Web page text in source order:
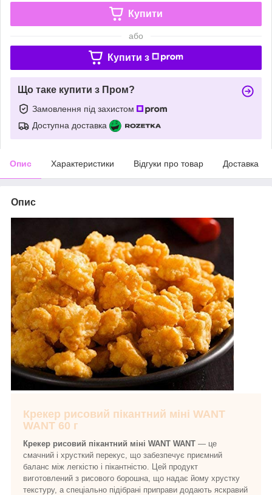
Купити
або
Купити з
Що таке купити з Пром?
Замовлення під захистом
Доступна доставка
Опис Характеристики Відгуки про товар Доставка
Опис
Крекер рисовий пікантний міні WANT
WANT 60 г
Крекер рисовий пікантний міні WANT WANT — це
смачний і хрусткий перекус, що забезпечує приємний
баланс між легкістю і пікантністю. Цей продукт
виготовлений з рисового борошна, що надає йому хрустку
текстуру, а спеціально підібрані приправи додають яскравий